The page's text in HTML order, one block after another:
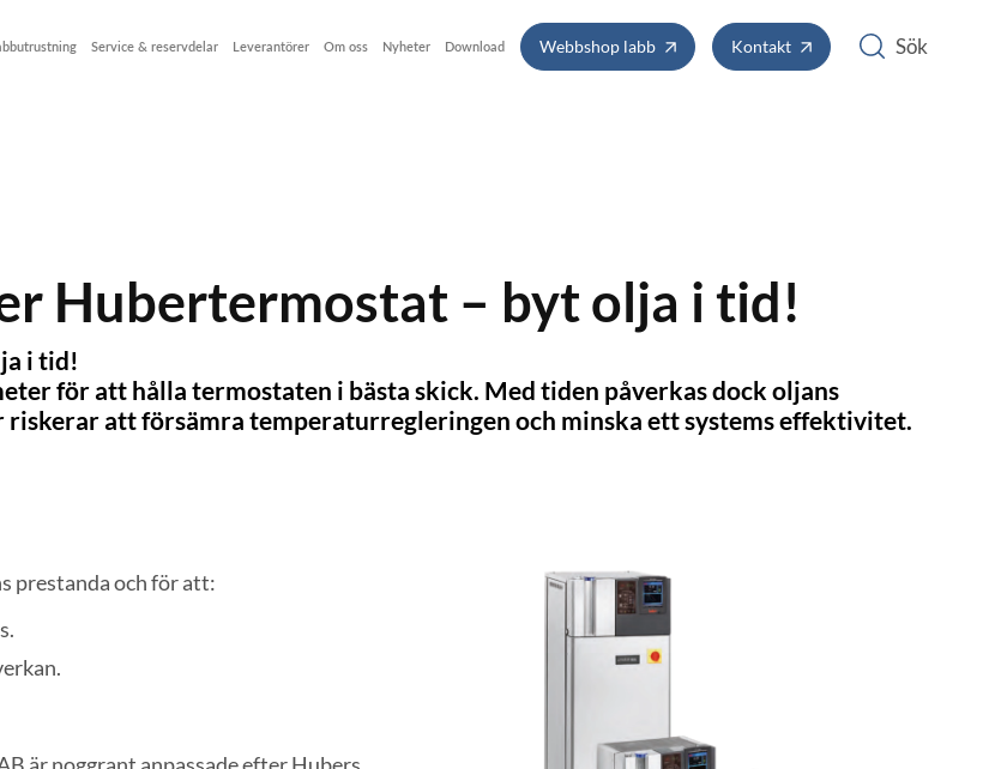
Service & reservdelar Leverantörer Om oss Nyheter Download Webbshop labb Kontakt
Hubertermostat – byt olja i tid!
i tid!
för att hålla termostaten i bästa skick. Med tiden påverkas dock oljans
riskerar att försämra temperaturregleringen och minska ett systems effektivitet.
prestanda och för att: